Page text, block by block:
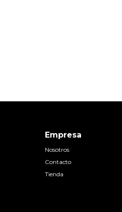
Empresa
Nosotros
Contacto
Tienda